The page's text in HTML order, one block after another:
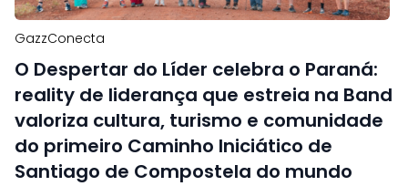
GazzConecta
O Despertar do Líder celebra o Paraná:
reality de liderança que estreia na Band
valoriza cultura, turismo e comunidade
do primeiro Caminho Iniciático de
Santiago de Compostela do mundo